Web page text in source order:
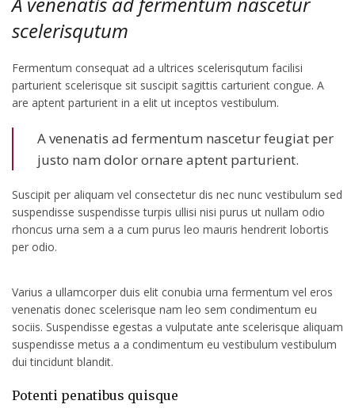
scelerisqutum
Fermentum consequat ad a ultrices scelerisqutum facilisi
parturient scelerisque sit suscipit sagittis carturient congue. A
are aptent parturient in a elit ut inceptos vestibulum.
A venenatis ad fermentum nascetur feugiat per
justo nam dolor ornare aptent parturient.
Suscipit per aliquam vel consectetur dis nec nunc vestibulum sed
suspendisse suspendisse turpis ullisi nisi purus ut nullam odio
rhoncus urna sem a a cum purus leo mauris hendrerit lobortis
per odio.
Varius a ullamcorper duis elit conubia urna fermentum vel eros
venenatis donec scelerisque nam leo sem condimentum eu
sociis. Suspendisse egestas a vulputate ante scelerisque aliquam
suspendisse metus a a condimentum eu vestibulum vestibulum
dui tincidunt blandit.
Potenti penatibus quisque